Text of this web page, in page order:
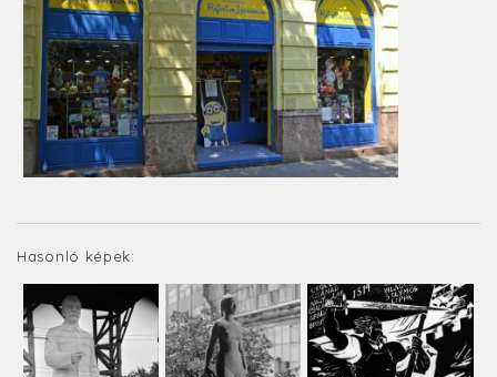
Hasonló képek: